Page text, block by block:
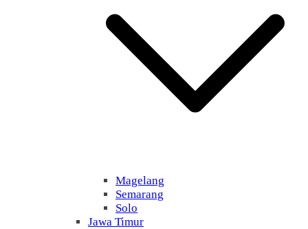
Magelang
Semarang
Solo
Jawa Timur